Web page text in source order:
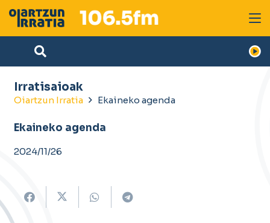
Irratisaioak
Oiartzun Irratia Ekaineko agenda
Ekaineko agenda
2024/11/26